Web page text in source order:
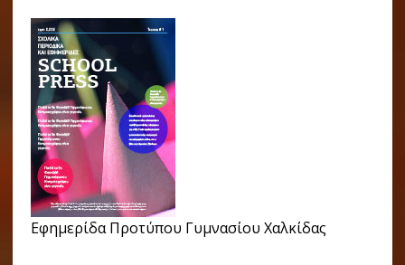
Εφημερίδα Προτύπου Γυμνασίου Χαλκίδας